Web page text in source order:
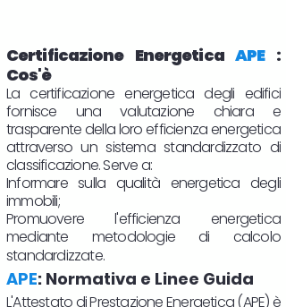
Certificazione EnergeticaAPE:
Cos'è
La certificazione energetica degli edifici
fornisce una valutazione chiara e
trasparente della loro efficienza energetica
attraverso un sistema standardizzato di
classificazione. Serve a:
Informare sulla qualità energetica degli
immobili;
Promuovere l'efficienza energetica
mediante metodologie di calcolo
standardizzate.
APE: Normativa e Linee Guida
L'Attestato di Prestazione Energetica (APE) è